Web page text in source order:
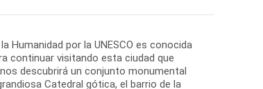
Humanidad por la UNESCO es conocida
continuar visitando esta ciudad que
descubrirá un conjunto monumental
Catedral gótica, el barrio de la